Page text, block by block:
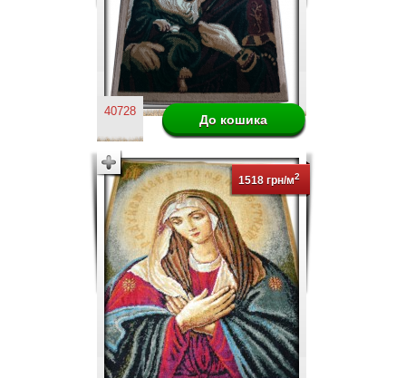
40728
1518 грн/м2